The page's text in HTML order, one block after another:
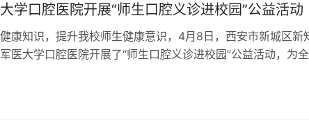
学口腔医院开展“师生口腔义诊进校园”公益活动
康知识，提升我校师生健康意识，4月8日，西安市新城区新
医大学口腔医院开展了“师生口腔义诊进校园”公益活动，为